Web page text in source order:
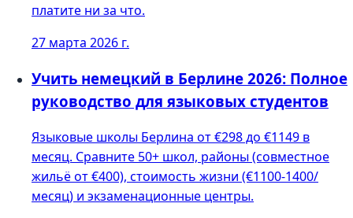
платите ни за что.
27 марта 2026 г.
Учить немецкий в Берлине 2026: Полное
руководство для языковых студентов
Языковые школы Берлина от €298 до €1149 в
месяц. Сравните 50+ школ, районы (совместное
жильё от €400), стоимость жизни (€1100-1400/
месяц) и экзаменационные центры.